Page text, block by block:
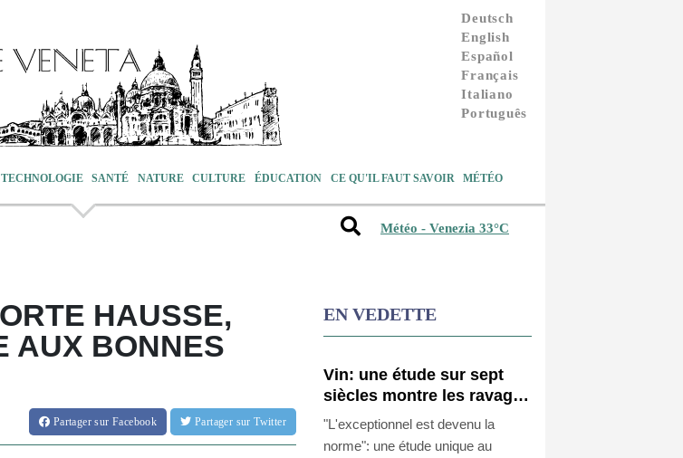
Deutsch
English
Español
Français
Italiano
Português
TECHNOLOGIE SANTÉ NATURE CULTURE ÉDUCATION CE QU'IL FAUT SAVOIR MÉTÉO
Météo - Venezia 33°C
HAUSSE,
AUX BONNES
Partagersur Facebook Partager sur Twitter
EN VEDETTE
Vin: une étude sur sept
siècles montre les ravages
du dérèglement climatique
"L'exceptionnel est devenu la
norme": une étude unique au